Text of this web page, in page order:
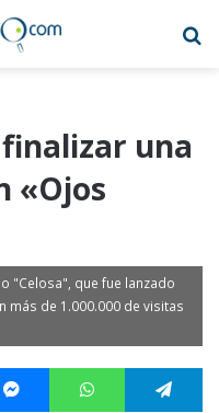
una
«Ojos
"Celosa", que fue lanzado
más de 1.000.000 de visitas
MessengerWhatsApp